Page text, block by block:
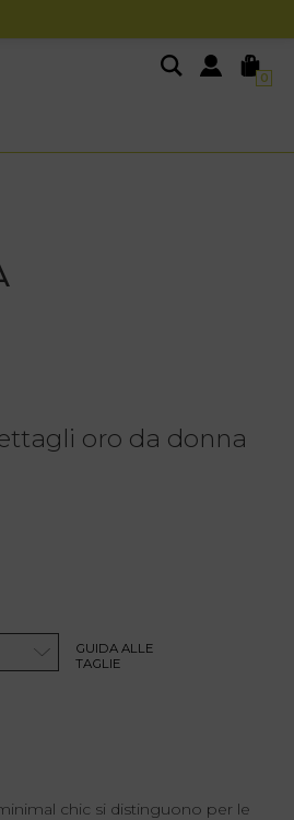
0
oro da donna
GUIDA ALLE
TAGLIE
chic si distinguono per le